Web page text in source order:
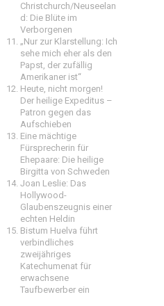
Christchurch/Neuseelan
d: Die Blüte im
Verborgenen
„Nur zur Klarstellung: Ich
sehe mich eher als den
Papst, der zufällig
Amerikaner ist“
Heute, nicht morgen!
Der heilige Expeditus –
Patron gegen das
Aufschieben
Eine mächtige
Fürsprecherin für
Ehepaare: Die heilige
Birgitta von Schweden
Joan Leslie: Das
Hollywood-
Glaubenszeugnis einer
echten Heldin
Bistum Huelva führt
verbindliches
zweijähriges
Katechumenat für
erwachsene
Taufbewerber ein